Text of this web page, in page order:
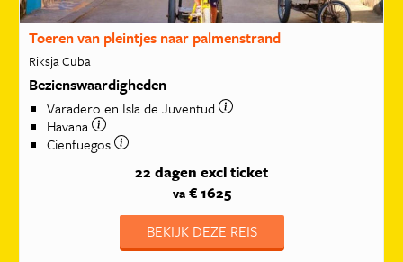
Toeren van pleintjes naar palmenstrand
Riksja Cuba
Bezienswaardigheden
Varadero en Isla de Juventud
Havana
Cienfuegos
22 dagen excl ticket
va€ 1625
BEKIJK DEZE REIS